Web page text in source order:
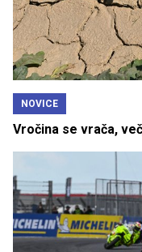
NOVICE
Vročina se vrača,